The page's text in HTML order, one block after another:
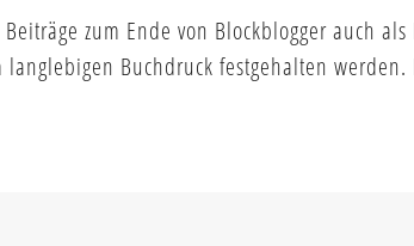
zum Ende von Blockblogger auch
Buchdruck festgehalten